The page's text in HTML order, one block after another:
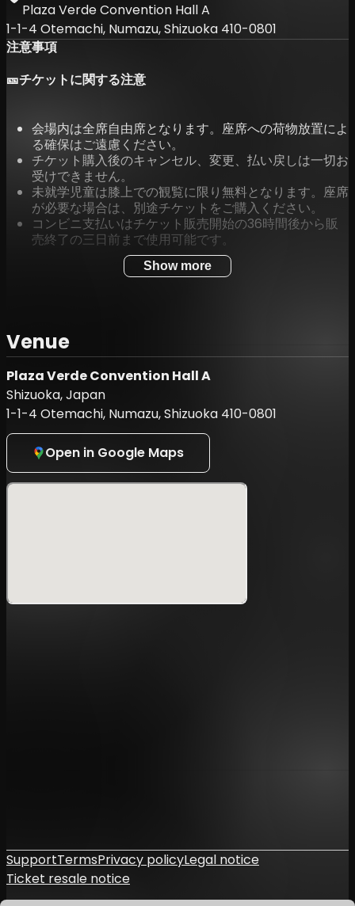
Plaza Verde Convention Hall A
1-1-4 Otemachi, Numazu, Shizuoka 410-0801
注意事項
🎫チケットに関する注意
会場内は全席自由席となります。座席への荷物放置によ
る確保はご遠慮ください。
チケット購入後のキャンセル、変更、払い戻しは一切お
受けできません。
未就学児童は膝上での観覧に限り無料となります。座席
が必要な場合は、別途チケットをご購入ください。
コンビニ支払いはチケット販売開始の36時間後から販
売終了の三日前まで使用可能です。
をご希望の方は、下記の撮影申請フォームをご利用くだ
さい。
スマートフォンやタブレット端末での撮影は可能です。
ただし、ライブ配信目的の撮影は禁止されます。
撮影した映像や画像のYouTubeやInstagram等への公
開は可能ですが、長時間のコンテスト全体の撮影はご遠
慮ください。
一般のお客様による一脚・三脚の使用は禁止です。ま
た、周囲に迷惑となる高さでの撮影も禁止です。
また、状況によっては撮影データの削除をお願いすることが
Show more
Venue
Plaza Verde Convention Hall A
Shizuoka, Japan
1-1-4 Otemachi, Numazu, Shizuoka 410-0801
Open in Google Maps
SupportTermsPrivacy policyLegal notice
Ticket resale notice